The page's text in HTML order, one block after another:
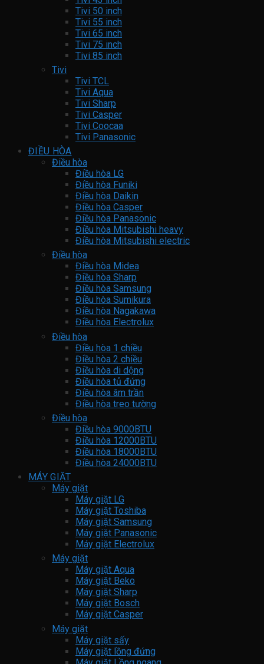
Tivi 50 inch
Tivi 55 inch
Tivi 65 inch
Tivi 75 inch
Tivi 85 inch
Tivi
Tivi TCL
Tivi Aqua
Tivi Sharp
Tivi Casper
Tivi Coocaa
Tivi Panasonic
ĐIỀU HÒA
Điều hòa
Điều hòa LG
Điều hòa Funiki
Điều hòa Daikin
Điều hòa Casper
Điều hòa Panasonic
Điều hòa Mitsubishi heavy
Điều hòa Mitsubishi electric
Điều hòa
Điều hòa Midea
Điều hòa Sharp
Điều hòa Samsung
Điều hòa Sumikura
Điều hòa Nagakawa
Điều hòa Electrolux
Điều hòa
Điều hòa 1 chiều
Điều hòa 2 chiều
Điều hòa di dộng
Điều hòa tủ đứng
Điều hòa âm trần
Điều hòa treo tường
Điều hòa
Điều hòa 9000BTU
Điều hòa 12000BTU
Điều hòa 18000BTU
Điều hòa 24000BTU
MÁY GIẶT
Máy giặt
Máy giặt LG
Máy giặt Toshiba
Máy giặt Samsung
Máy giặt Panasonic
Máy giặt Electrolux
Máy giặt
Máy giặt Aqua
Máy giặt Beko
Máy giặt Sharp
Máy giặt Bosch
Máy giặt Casper
Máy giặt
Máy giặt sấy
Máy giặt lồng đứng